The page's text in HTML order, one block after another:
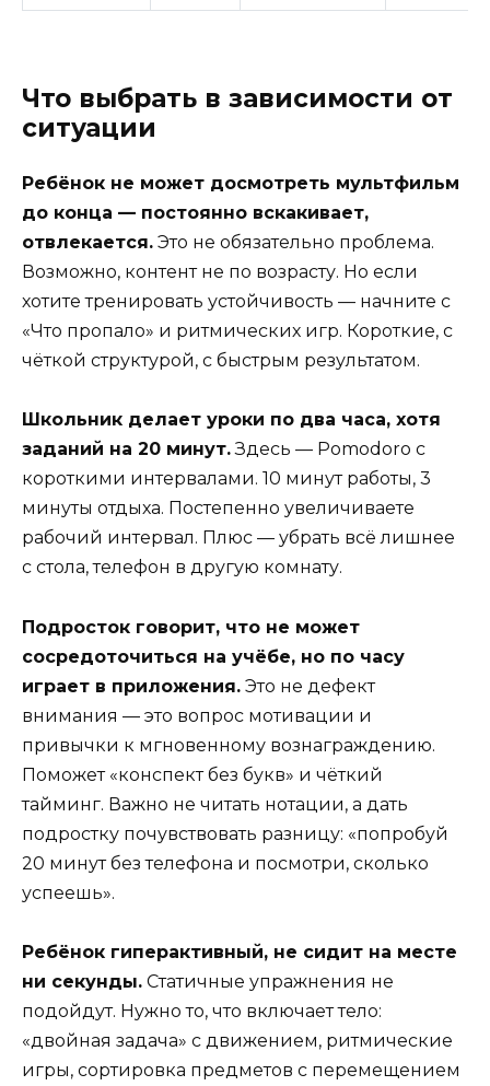
Что выбрать в зависимости от
ситуации
Ребёнок не может досмотреть мультфильм
до конца — постоянно вскакивает,
отвлекается. Это не обязательно проблема.
Возможно, контент не по возрасту. Но если
хотите тренировать устойчивость — начните с
«Что пропало» и ритмических игр. Короткие, с
чёткой структурой, с быстрым результатом.
Школьник делает уроки по два часа, хотя
заданий на 20 минут.Здесь — Pomodoro с
короткими интервалами. 10 минут работы, 3
минуты отдыха. Постепенно увеличиваете
рабочий интервал. Плюс — убрать всё лишнее
с стола, телефон в другую комнату.
Подросток говорит, что не может
сосредоточиться на учёбе, но по часу
играет в приложения. Это не дефект
внимания — это вопрос мотивации и
привычки к мгновенному вознаграждению.
Поможет «конспект без букв» и чёткий
тайминг. Важно не читать нотации, а дать
подростку почувствовать разницу: «попробуй
20 минут без телефона и посмотри, сколько
успеешь».
Ребёнок гиперактивный, не сидит на месте
ни секунды. Статичные упражнения не
подойдут. Нужно то, что включает тело:
«двойная задача» с движением, ритмические
игры, сортировка предметов с перемещением